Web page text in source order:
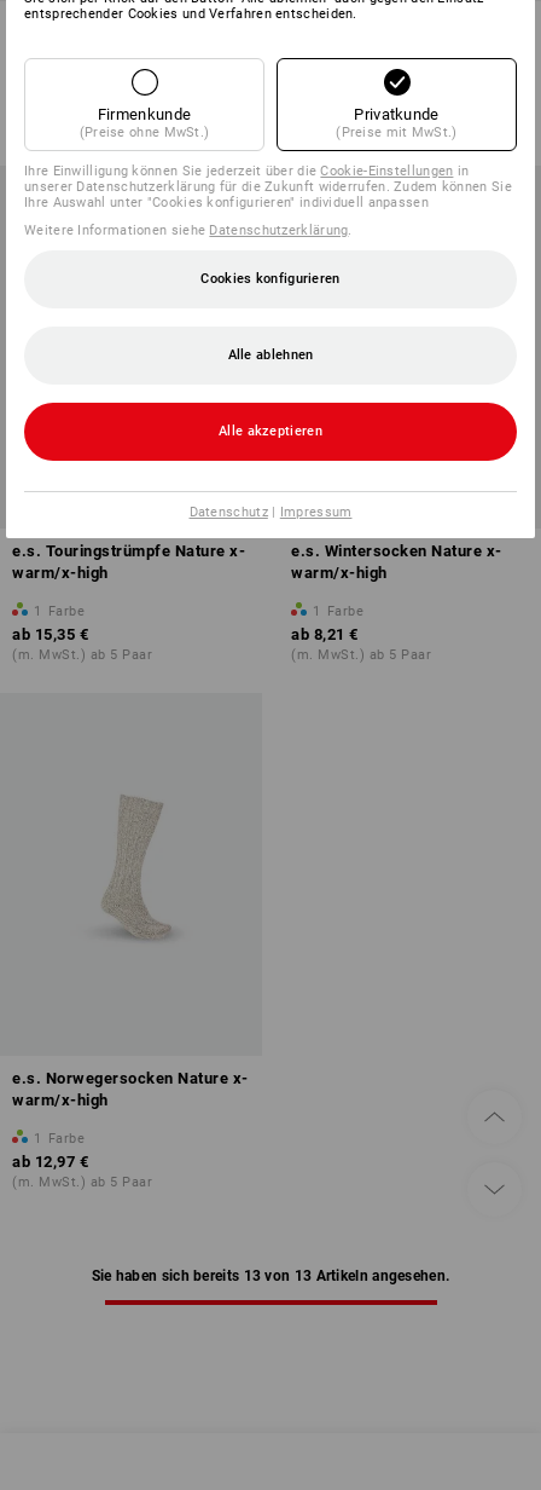
Stiefelstrümpfe
(m. MwSt.) ab 20 Paar
e.s. Berufssocken Classic
(m. MwSt.) ab 5 Pack
e.s. Touringstrümpfe Nature x-
warm/x-high
1 Farbe
ab 15,35 €
(m. MwSt.) ab 5 Paar
e.s. Wintersocken Nature x-
warm/x-high
1 Farbe
ab 8,21 €
(m. MwSt.) ab 5 Paar
e.s. Norwegersocken Nature x-
warm/x-high
1 Farbe
ab 12,97 €
(m. MwSt.) ab 5 Paar
Sie haben sich bereits 13 von 13 Artikeln angesehen.
entsprechender Cookies und Verfahren entscheiden.
Firmenkunde
(Preise ohne MwSt.)
Privatkunde
(Preise mit MwSt.)
Ihre Einwilligung können Sie jederzeit über dieCookie-Einstellungen in
unserer Datenschutzerklärung für die Zukunft widerrufen. Zudem können Sie
Ihre Auswahl unter "Cookies konfigurieren" individuell anpassen
Weitere Informationen siehe Datenschutzerklärung.
Cookies konfigurieren
Alle ablehnen
Alle akzeptieren
Datenschutz| Impressum